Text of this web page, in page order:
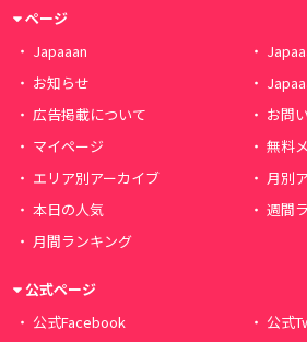
ページ
Japaaan
お知らせ
広告掲載について
お問
マイページ
無料
エリア別アーカイブ
月別
本日の人気
週間
月間ランキング
公式ページ
公式Facebook
公式